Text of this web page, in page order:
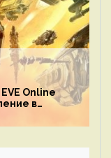
Online
в